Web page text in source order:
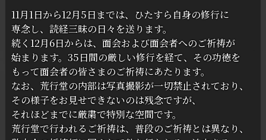
11月1日から12月5日までは、 ひたすら 自身の修行に
専念し、 読経三昧の日々を送ります。
続く 12月6日からは、 面会および面会者へのご祈祷が
始まります。 35日間の厳しい修行を経て、 その功徳を
もって面会者の皆さまのご祈祷にあたります。
なお、 荒行堂の内部は写真撮影が一切禁止されており、
その様子をお見せできないのは残念ですが、
それほどまでに厳粛で特別な空間です。
荒行堂で行われる ご祈祷は、 普段のご祈祷とは異なり、